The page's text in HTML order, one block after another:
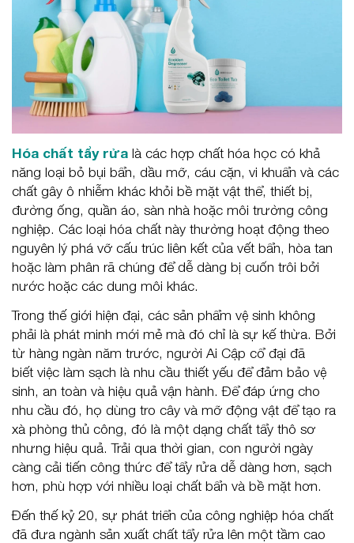
Hóa chất tẩy rửa là các hợp chất hóa học có khả
năng loại bỏ bụi bẩn, dầu mỡ, cáu cặn, vi khuẩn và các
chất gây ô nhiễm khác khỏi bề mặt vật thể, thiết bị,
đường ống, quần áo, sàn nhà hoặc môi trường công
nghiệp. Các loại hóa chất này thường hoạt động theo
nguyên lý phá vỡ cấu trúc liên kết của vết bẩn, hòa tan
hoặc làm phân rã chúng để dễ dàng bị cuốn trôi bởi
nước hoặc các dung môi khác.
Trong thế giới hiện đại, các sản phẩm vệ sinh không
phải là phát minh mới mẻ mà đó chỉ là sự kế thừa. Bởi
từ hàng ngàn năm trước, người Ai Cập cổ đại đã
biết việc làm sạch là nhu cầu thiết yếu để đảm bảo vệ
sinh, an toàn và hiệu quả vận hành. Để đáp ứng cho
nhu cầu đó, họ dùng tro cây và mỡ động vật để tạo ra
xà phòng thủ công, đó là một dạng chất tẩy thô sơ
nhưng hiệu quả. Trải qua thời gian, con người ngày
càng cải tiến công thức để tẩy rửa dễ dàng hơn, sạch
hơn, phù hợp với nhiều loại chất bẩn và bề mặt hơn.
Đến thế kỷ 20, sự phát triển của công nghiệp hóa chất
đã đưa ngành sản xuất chất tẩy rửa lên một tầm cao